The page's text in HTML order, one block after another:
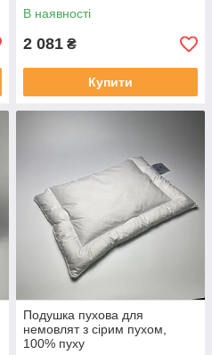
В наявності
2 081 ₴
Купити
Подушка пухова для
немовлят з сірим пухом,
100% пуху